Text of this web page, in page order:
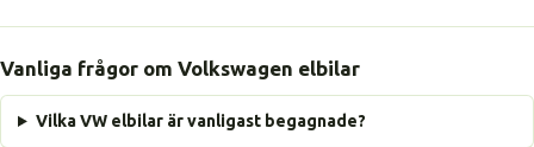
Vanliga frågor om Volkswagen elbilar
Vilka VW elbilar är vanligast begagnade?